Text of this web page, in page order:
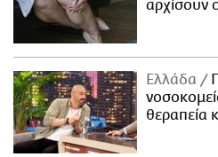
αρχίσουν
Ελλάδα
θεραπεία